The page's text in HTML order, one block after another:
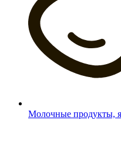
Молочные продукты,